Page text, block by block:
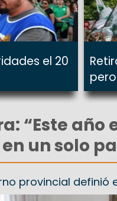
el 20
“Este
un solo
provincial